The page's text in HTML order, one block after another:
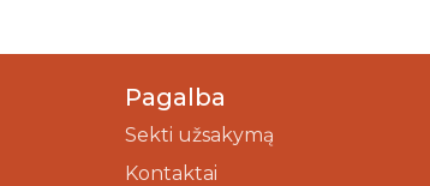
Pagalba
Sekti užsakymą
Kontaktai